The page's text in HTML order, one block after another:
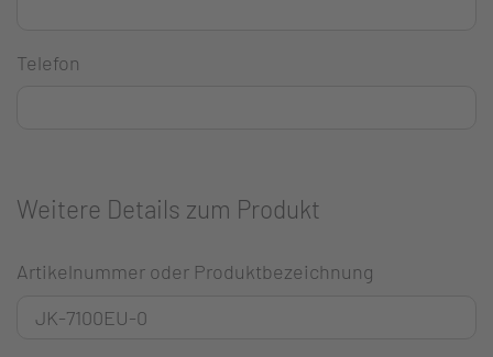
Telefon
Weitere Details zum Produkt
Artikelnummer oder Produktbezeichnung